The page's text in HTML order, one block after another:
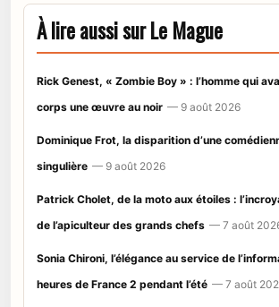
À lire aussi sur Le Mague
Rick Genest, « Zombie Boy » : l’homme qui
corps une œuvre au noir — 9 août 2026
Dominique Frot, la disparition d’une
singulière — 9 août 2026
Patrick Cholet, de la moto aux étoiles :
de l’apiculteur des grands chefs — 7 août
Sonia Chironi, l’élégance au service de
heures de France 2 pendant l’été — 7 août